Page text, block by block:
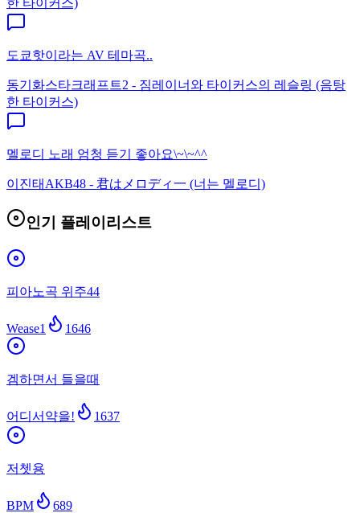
한 타이커스)
도쿄핫이라는 AV 테마곡..
동기화스타크래프트2 - 짐레이너와 타이커스의 레슬링 (음탕
한 타이커스)
멜로디 노래 엄청 듣기 좋아요\~\~^^
이진태 AKB48 - 君はメロディ一 (너는 멜로디)
인기 플레이리스트
피아노곡 위주44
Wease1 1646
겜하면서 들을때
어디서약을! 1637
저쳇용
BPM 689